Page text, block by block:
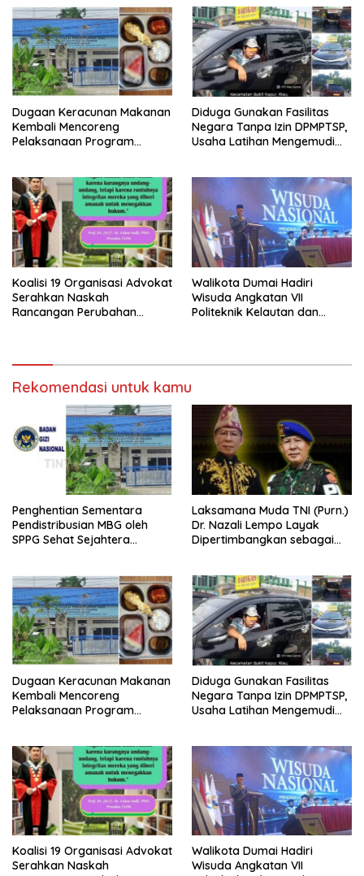
Berkompromi terhadap
Penegakan Hukum
Dugaan Keracunan Makanan
Kembali Mencoreng
Pelaksanaan Program
Bersama Kota Dumai
Diduga Gunakan Fasilitas
Negara Tanpa Izin DPMPTSP,
Usaha Latihan Mengemudi
Koalisi 19 Organisasi Advokat
Serahkan Naskah
Rancangan Perubahan
Walikota Dumai Hadiri
Wisuda Angkatan VII
Politeknik Kelautan dan
Rekomendasi untuk kamu
Penghentian Sementara
Pendistribusian MBG oleh
SPPG Sehat Sejahtera
Laksamana Muda TNI (Purn.)
Dr. Nazali Lempo Layak
Dipertimbangkan sebagai
Berkompromi terhadap
Penegakan Hukum
Dugaan Keracunan Makanan
Kembali Mencoreng
Pelaksanaan Program
Bersama Kota Dumai
Diduga Gunakan Fasilitas
Negara Tanpa Izin DPMPTSP,
Usaha Latihan Mengemudi
Koalisi 19 Organisasi Advokat
Serahkan Naskah
Walikota Dumai Hadiri
Wisuda Angkatan VII